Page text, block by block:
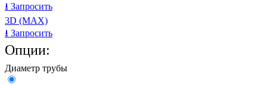
⭳ Запросить
3D (MAX)
⭳ Запросить
Опции:
Диаметр трубы